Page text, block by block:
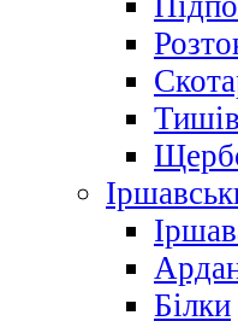
Тишів
Білки